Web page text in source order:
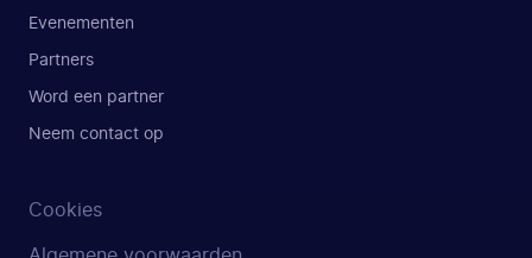
Evenementen
Partners
Word een partner
Neem contact op
Cookies